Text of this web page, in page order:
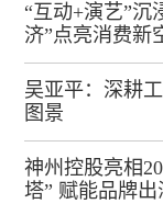
“互动+演艺”沉
济”点亮消费新
吴亚平：深耕
图景
神州控股亮相
塔” 赋能品牌出